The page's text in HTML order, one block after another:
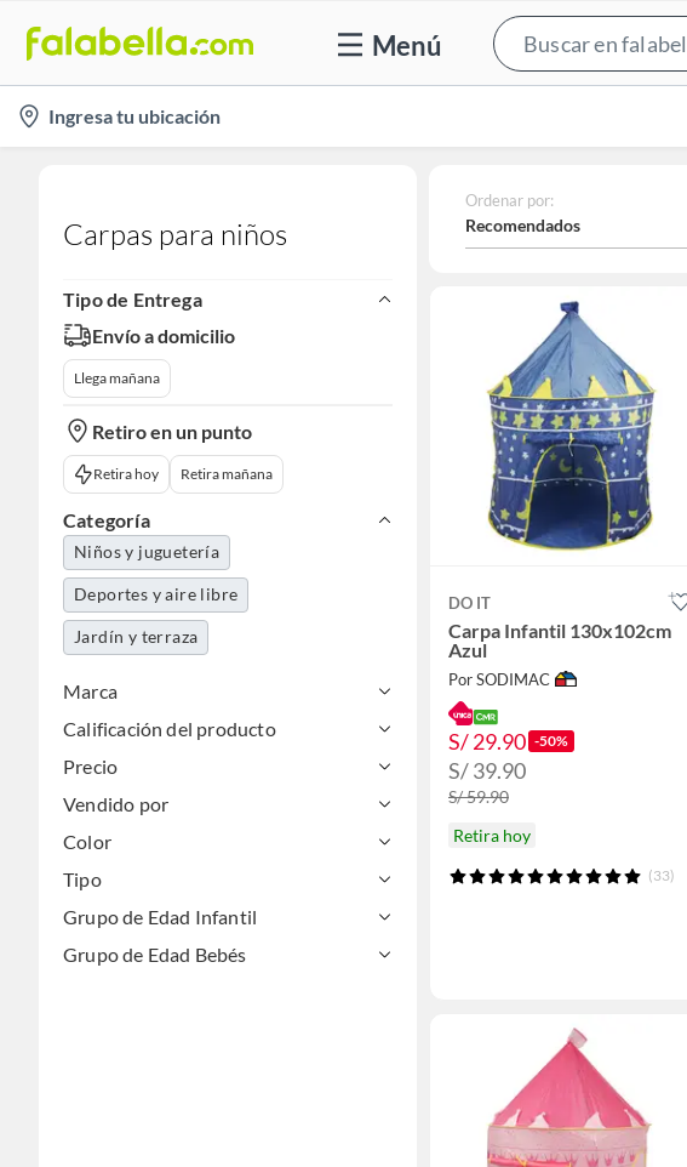
Menú
location-
icon
Ingresa tu ubicación
Carpas para niños
Tipo de Entrega
Envío a domicilio
Llega mañana
Retiro en un punto
Retira hoy Retira mañana
Categoría
Niños y juguetería
Deportes y aire libre
Jardín y terraza
Marca
Calificación del producto
Precio
Vendido por
Color
Tipo
Grupo de Edad Infantil
Grupo de Edad Bebés
Ordenar por:
Recomendados
DO IT
Carpa Infantil 130x102cm
Azul
Por SODIMAC
S/ 29.90 -50%
S/ 39.90
S/ 59.90
Retira hoy
(33)